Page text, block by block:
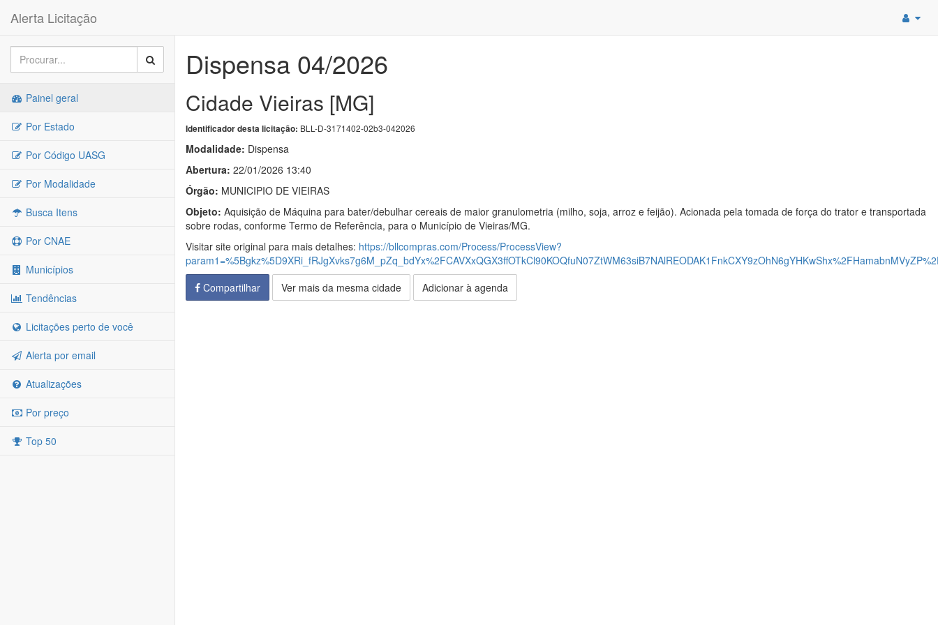
Alerta Licitação
Painel geral
Por Estado
Por Código UASG
Por Modalidade
Busca Itens
Por CNAE
Municípios
Tendências
Licitações perto de você
Alerta por email
Atualizações
Por preço
Top 50
Dispensa 04/2026
Cidade Vieiras [MG]
Identificador desta licitação: BLL-D-3171402-02b3-042026
Modalidade: Dispensa
Abertura: 22/01/2026 13:40
Órgão: MUNICIPIO DE VIEIRAS
Objeto: Aquisição de Máquina para bater/debulhar cereais de maior granulometria (milho, soja, arroz e feijão). Acionada pela tomada de força do trator e transportada
sobre rodas, conforme Termo de Referência, para o Município de Vieiras/MG.
Visitar site original para mais detalhes: https://bllcompras.com/Process/ProcessView?
Compartilhar
Ver mais da mesma cidade Adicionar à agenda